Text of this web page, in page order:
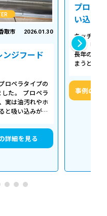
取市 2026.01.30
ジフード
ロペラタイプの
た。 プロペラ
実は油汚れやホ
と吸い込みが悪
詳細を見る
プロの
い込み
キッチン
える「シ
長年の調
まうとご
事例の詳